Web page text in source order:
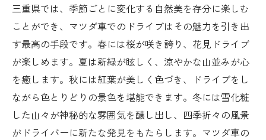
ト
熊野古道での伝統文化と現代技術の融合
旅の思い出を残すためのフォトジェニック
ポイント
地域の文化とマツダの融合、三重県の旅を満喫
する方法
マツダ車で巡る三重県の伝統工芸体験
三重県では、季節ごとに変化する自然美を存分に楽しむ
ことができ、マツダ車でのドライブはその魅力を引き出
す最高の手段です。春には桜が咲き誇り、花見ドライブ
が楽しめます。夏は新緑が眩しく、涼やかな山並みが心
を癒します。秋には紅葉が美しく色づき、ドライブをし
ながら色とりどりの景色を堪能できます。冬には雪化粧
した山々が神秘的な雰囲気を醸し出し、四季折々の風景
がドライバーに新たな発見をもたらします。マツダ車の